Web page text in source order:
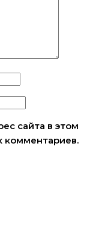
сайта в этом
комментариев.